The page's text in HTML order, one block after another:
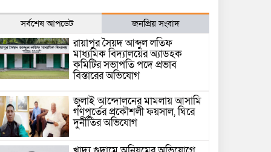
সর্বশেষ আপডেট জনপ্রিয় সংবাদ
রায়াপুর সৈয়দ আব্দুল লতিফ
মাধ্যমিক বিদ্যালয়ের অ্যাডহক
কমিটির সভাপতি পদে প্রভাব
বিস্তারের অভিযোগ
জুলাই আন্দোলনের মামলায় আসামি
গণপূর্তের প্রকৌশলী ফয়সাল, ঘিরে
দুর্নীতির অভিযোগ